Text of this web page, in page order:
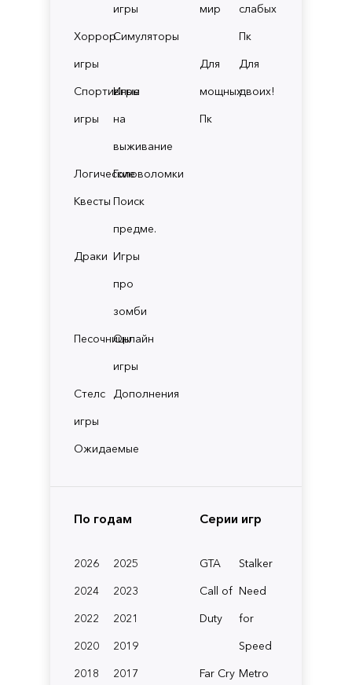
игры
Хоррор
игры
Симуляторы
Спортивные
игры
Игры
на
выживание
ЛогическиеГоловоломки
Квесты Поиск
предме.
Драки Игры
про
зомби
ПесочницыОнлайн
игры
Стелс
игры
Дополнения
Ожидаемые
мир
слабых
Пк
Для
мощных
Пк
Для
двоих!
По годам
2026
2025
2024
2023
2022
2021
2020
2019
2018
2017
Серии игр
GTA
Stalker
Call of
Duty
Need
for
Speed
Far Cry Metro